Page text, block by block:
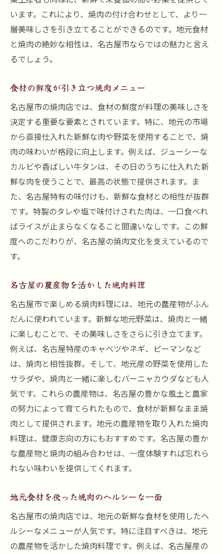
います。これにより、焼肉の付け合わせとして、より一
層美味しさを引き立てることができるのです。地元食材
と焼肉の絶妙な相性は、名古屋市ならではの魅力と言え
るでしょう。
食材の鮮度が引き立つ焼肉メニュー
名古屋市の焼肉店では、食材の鮮度が料理の美味しさを
決定する重要な要素とされています。特に、地元の市場
から直接仕入れた新鮮な肉や野菜を使用することで、焼
肉の味わいが格段に向上します。例えば、ジューシーな
カルビや香ばしい牛タンは、その日のうちに仕入れた新
鮮な肉を使うことで、最高の状態で提供されます。ま
た、名古屋特有の味付けも、新鮮な食材との相性が抜群
です。特製のタレや塩で味付けされた肉は、一口食べれ
ばライスが止まらなくなること間違いなしです。この鮮
度へのこだわりが、名古屋の焼肉文化を支えているので
す。
名古屋の農産物を活かした焼肉料理
名古屋市で楽しめる焼肉料理には、地元の農産物がふん
だんに使われています。新鮮な地元野菜は、焼肉と一緒
に楽しむことで、その美味しさをさらに引き立てます。
例えば、名古屋特産のキャベツやネギ、ピーマンなど
は、焼肉と相性抜群。そして、地元産の野菜を使用した
サラダや、焼肉と一緒に楽しむバーニャカウダなども人
気です。これらの農産物は、名古屋の豊かな風土と農家
の努力によって育てられたもので、食材が新鮮なまま焼
肉として提供されます。地元の農産物を取り入れた焼肉
料理は、健康志向の方にもおすすめです。名古屋の豊か
な農産物と焼肉の組み合わせは、一度体験すれば忘れら
れない味わいを提供してくれます。
地元食材を使った焼肉のヘルシーな一面
名古屋市の焼肉店では、地元の新鮮な食材を使用したヘ
ルシーなメニューが人気です。特に注目すべきは、地元
の農産物を活かした焼肉料理です。例えば、名古屋産の